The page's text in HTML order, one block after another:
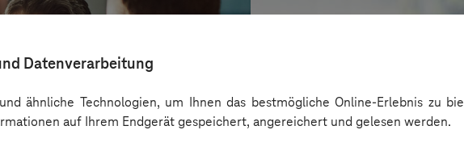
Datenverarbeitung
ähnliche Technologien, um Ihnen das bestmögliche Online-Erlebnis zu
auf Ihrem Endgerät gespeichert, angereichert und gelesen werden.